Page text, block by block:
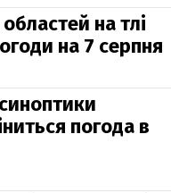
на тлі
на 7 серпня
погода в